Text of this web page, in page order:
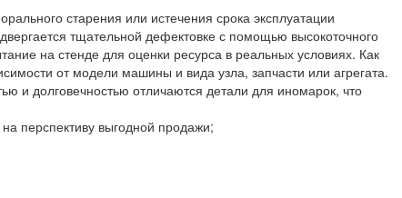
старения или истечения срока эксплуатации
тщательной дефектовке с помощью высокоточного
на стенде для оценки ресурса в реальных условиях. Как
от модели машины и вида узла, запчасти или агрегата.
и долговечностью отличаются детали для иномарок, что
перспективу выгодной продажи;